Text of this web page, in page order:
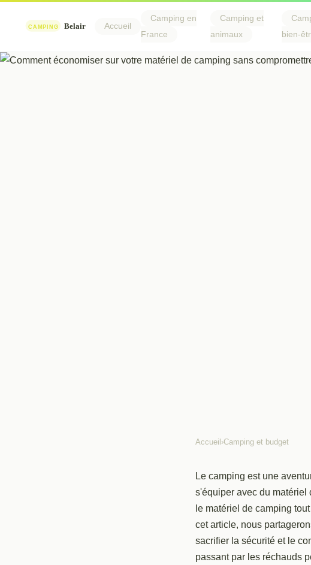
Accueil
Camping en
France
Camping et
animaux
bien-
Comment économiser
de camping sans
Accueil ›Camping et budget
Le camping est une
s'équiper avec du matériel
le matériel de camping
cet article, nous
sacrifier la sécurité et le
passant par les réchauds